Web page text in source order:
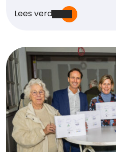
Lees verder